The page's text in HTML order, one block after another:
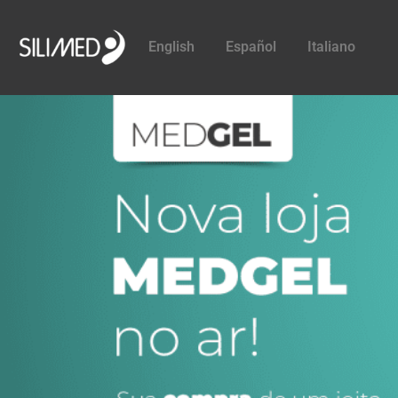
English Español Italiano